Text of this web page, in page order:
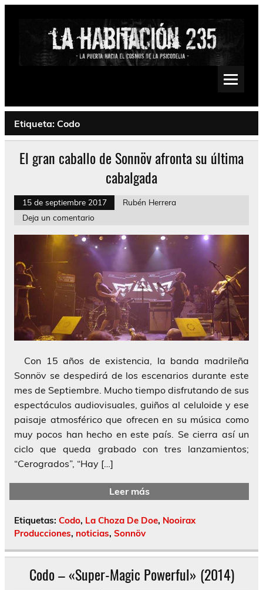
Saltar
Psychedelic, Stoner, Doom, Sludge, Fuzz, Space, Drone
Etiqueta: Codo
El gran caballo de Sonnöv afronta su última
cabalgada
15 de septiembre 2017
Rubén Herrera
Deja un comentario
Con 15 años de existencia, la banda madrileña
Sonnöv se despedirá de los escenarios durante este
mes de Septiembre. Mucho tiempo disfrutando de sus
espectáculos audiovisuales, guiños al celuloide y ese
paisaje atmosférico que ofrecen en su música como
muy pocos han hecho en este país. Se cierra así un
ciclo que queda grabado con tres lanzamientos;
“Cerogrados”, “Hay […]
Leer más
Etiquetas: Codo, La Choza De Doe, Nooirax
Producciones, noticias, Sonnöv
Codo – «Super-Magic Powerful» (2014)